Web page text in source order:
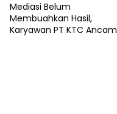
Mediasi Belum
Membuahkan Hasil,
Karyawan PT KTC Ancam